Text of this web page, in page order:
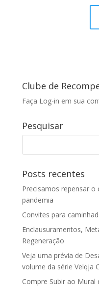
Clube de
Faça Log-in em sua
Pesquisar
Posts recentes
Precisamos repensar
pandemia
Convites para
Enclausuramentos,
Regeneração
Veja uma prévia de
volume da série Velqja
Compre Subir ao Mural